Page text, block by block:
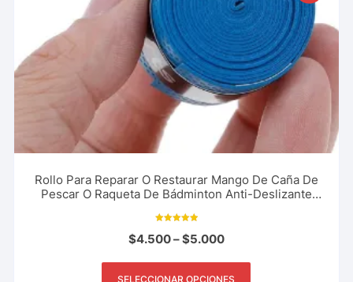
Rollo Para Reparar O Restaurar Mango De Caña De
Pescar O Raqueta De Bádminton Anti-Deslizante
5.00
de 5
$4.500–$5.000
SELECCIONAR OPCIONES